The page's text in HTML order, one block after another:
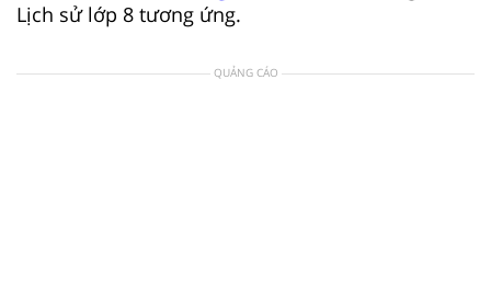
Lịch sử lớp 8 tương ứng.
QUẢNG CÁO